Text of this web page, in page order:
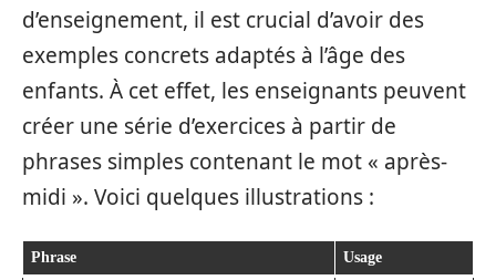
d’enseignement, il est crucial d’avoir des
exemples concrets adaptés à l’âge des
enfants. À cet effet, les enseignants peuvent
créer une série d’exercices à partir de
phrases simples contenant le mot « après-
midi ». Voici quelques illustrations :
Phrase Usage